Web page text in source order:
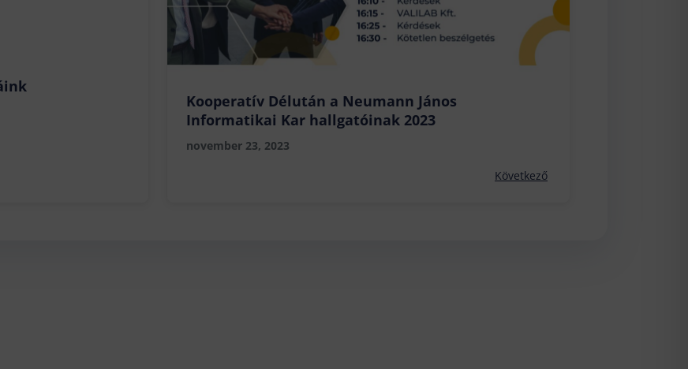
Kooperatív Délután a Neumann János
Informatikai Kar hallgatóinak 2023
november 23, 2023
Következő